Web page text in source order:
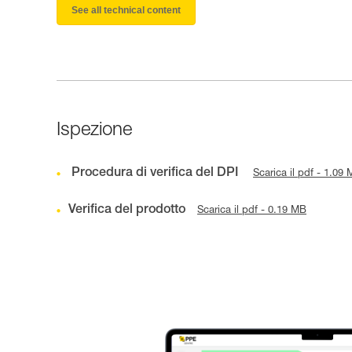
See all technical content
Ispezione
Procedura di verifica del DPI Scarica il pdf - 1.09
Verifica del prodotto Scarica il pdf - 0.19 MB